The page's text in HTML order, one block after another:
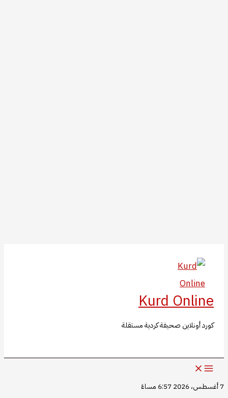
المحتوى
Kurd Online
كورد أونلاين صحيفة كردية مستقلة
7 أغسطس، 2026 6:57 مساءً